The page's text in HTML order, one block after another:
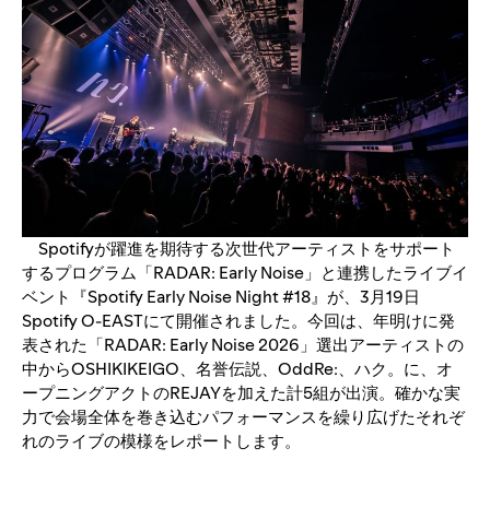
Spotifyが躍進を期待する次世代アーティストをサポート
するプログラム「RADAR: Early Noise」と連携したライブイ
ベント『Spotify Early Noise Night #18』が、3月19日
Spotify O-EASTにて開催されました。今回は、年明けに発
表された「RADAR: Early Noise 2026」選出アーティストの
中からOSHIKIKEIGO、名誉伝説、OddRe:、ハク。に、オ
ープニングアクトのREJAYを加えた計5組が出演。確かな実
力で会場全体を巻き込むパフォーマンスを繰り広げたそれぞ
れのライブの模様をレポートします。